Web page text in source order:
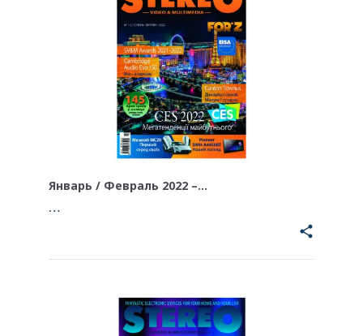
Январь / Февраль 2022 –…
…
share